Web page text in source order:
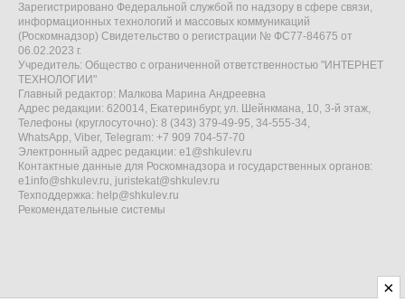
Зарегистрировано Федеральной службой по надзору в сфере связи,
информационных технологий и массовых коммуникаций
(Роскомнадзор) Свидетельство о регистрации № ФС77-84675 от
06.02.2023 г.
Учредитель: Общество с ограниченной ответственностью "ИНТЕРНЕТ
ТЕХНОЛОГИИ"
Главный редактор: Малкова Марина Андреевна
Адрес редакции: 620014, Екатеринбург, ул. Шейнкмана, 10, 3-й этаж,
Телефоны (круглосуточно): 8 (343) 379-49-95, 34-555-34,
WhatsApp, Viber, Telegram: +7 909 704-57-70
Электронный адрес редакции: e1@shkulev.ru
Контактные данные для Роскомнадзора и государственных органов:
e1info@shkulev.ru, juristekat@shkulev.ru
Техподдержка: help@shkulev.ru
Рекомендательные системы